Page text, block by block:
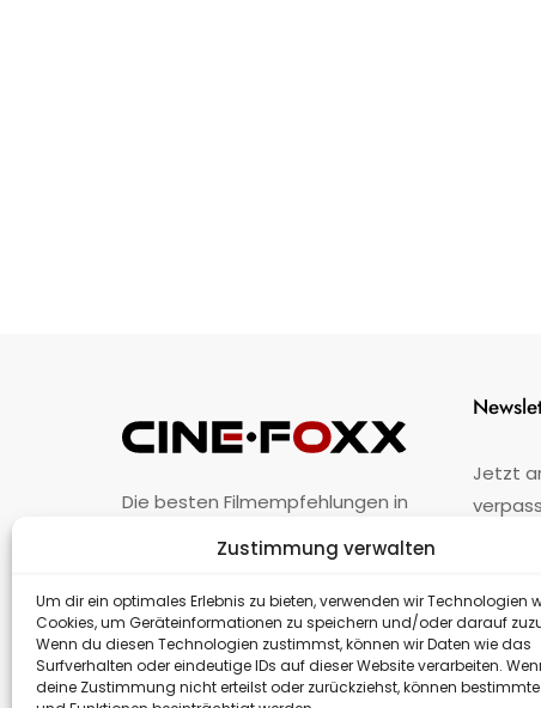
Zustimmung verwalten
Um dir ein optimales Erlebnis zu bieten, verwenden wir Technologien
Cookies, um Geräteinformationen zu speichern und/oder darauf
Wenn du diesen Technologien zustimmst, können wir Daten wie das
Surfverhalten oder eindeutige IDs auf dieser Website verarbeiten.
deine Zustimmung nicht erteilst oder zurückziehst, können
Die besten Filmempfehlungen in
Unternehmen · Impressum · Kontakt
Jetzt
nicht